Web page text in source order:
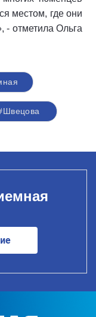
местом, где они
- отметила Ольга